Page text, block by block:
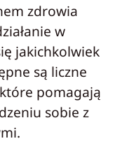
zdrowia
w
jakichkolwiek
są liczne
pomagają
sobie z